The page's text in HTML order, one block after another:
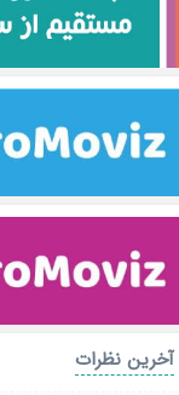
آخرین نظرات